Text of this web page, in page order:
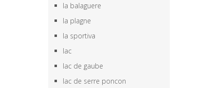
la balaguere
la plagne
la sportiva
lac
lac de gaube
lac de serre poncon